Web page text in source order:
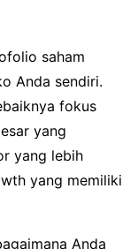
saham
Anda sendiri.
fokus
yang
yang lebih
yang memiliki
Anda